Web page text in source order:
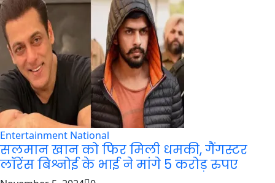
Entertainment National
सलमान खान को फिर मिली धमकी, गैंगस्टर
लॉरेंस बिश्नोई के भाई ने मांगे 5 करोड़ रुपए